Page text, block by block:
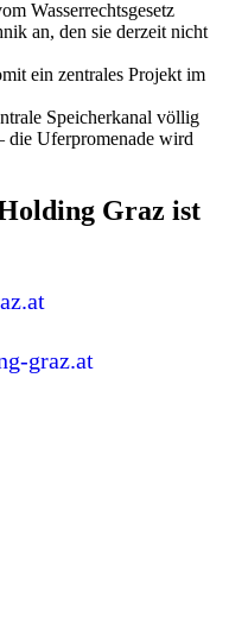
Wasserrechtsgesetz
an, den sie derzeit nicht
ein zentrales Projekt im
Speicherkanal völlig
die Uferpromenade wird
Graz ist
graz.at